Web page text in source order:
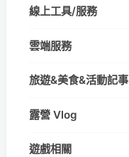
線上工具/服務
雲端服務
旅遊&美食&活動記事
露營 Vlog
遊戲相關